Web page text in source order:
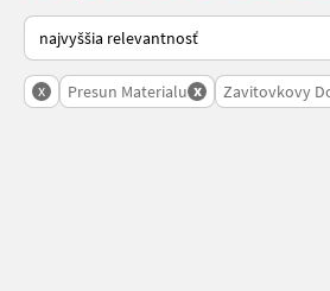
Takto sa vykonáva triedenie na
x Presun Materialu x Zavitovkovy